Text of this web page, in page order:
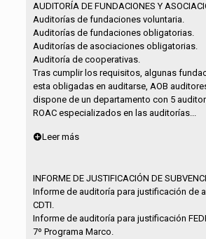
AUDITORÍA DE FUNDACIONES Y
Auditorías de fundaciones voluntaria.
Auditorías de fundaciones obligatorias.
Auditorías de asociaciones obligatorias.
Auditoría de cooperativas.
Tras cumplir los requisitos, algunas
esta obligadas en auditarse, AOB
dispone de un departamento con 5
ROAC especializados en las auditorías...
Leer más
INFORME DE JUSTIFICACIÓN DE
Informe de auditoría para justificación de
CDTI.
Informe de auditoría para justificación
7º Programa Marco.